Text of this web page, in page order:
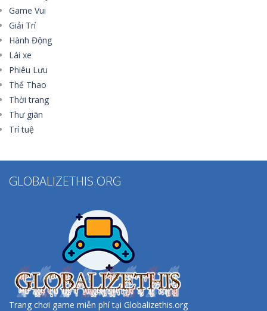
Game Vui
Giải Trí
Hành Động
Lái xe
Phiêu Lưu
Thể Thao
Thời trang
Thư giãn
Trí tuệ
GLOBALIZETHIS.ORG
Trang chơi game miễn phí tại Globalizethis.org